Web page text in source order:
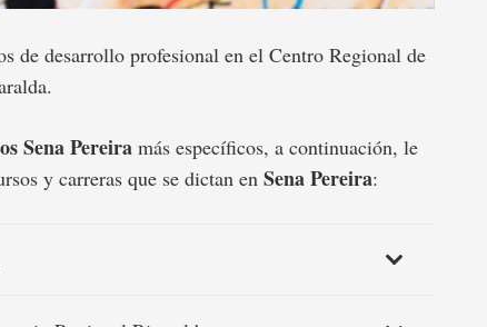
de desarrollo profesional en el Centro Regional de
Sena Pereira más específicos, a continuación, le
y carreras que se dictan en Sena Pereira: